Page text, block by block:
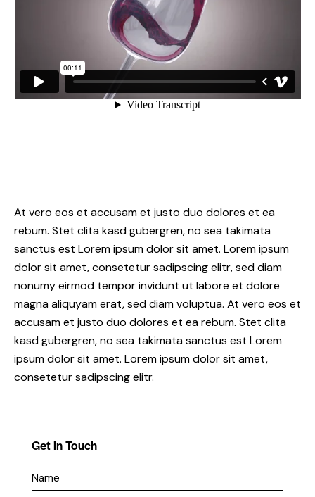
At vero eos et accusam et justo duo dolores et ea
rebum. Stet clita kasd gubergren, no sea takimata
sanctus est Lorem ipsum dolor sit amet. Lorem ipsum
dolor sit amet, consetetur sadipscing elitr, sed diam
nonumy eirmod tempor invidunt ut labore et dolore
magna aliquyam erat, sed diam voluptua. At vero eos et
accusam et justo duo dolores et ea rebum. Stet clita
kasd gubergren, no sea takimata sanctus est Lorem
ipsum dolor sit amet. Lorem ipsum dolor sit amet,
consetetur sadipscing elitr.
Get in Touch